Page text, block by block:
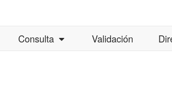
Consulta Validación